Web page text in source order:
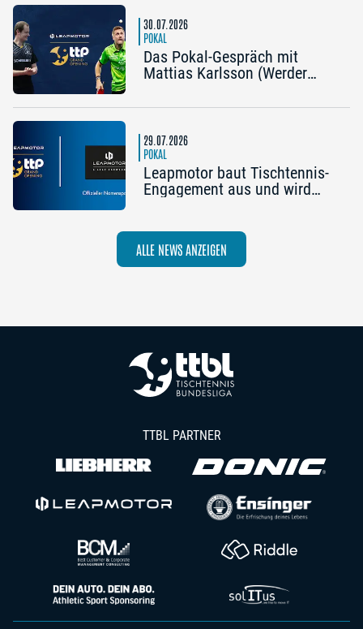
30.07.2026
POKAL
Das Pokal-Gespräch mit
Mattias Karlsson (Werder
(Trainer TTC Schwalbe
die frühe Chance auf etwas
Besonderes“
29.07.2026
POKAL
Leapmotor baut Tischtennis-
Engagement aus und wird
Nürnberg
ALLE NEWS ANZEIGEN
TTBL PARTNER